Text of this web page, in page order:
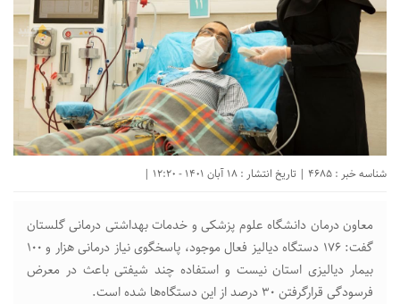
شناسه خبر : 4685 | تاریخ انتشار : 18 آبان 1401 - 12:20 |
معاون درمان دانشگاه علوم پزشکی و خدمات بهداشتی درمانی گلستان
گفت: ۱۷۶ دستگاه دیالیز فعال موجود، پاسخگوی نیاز درمانی هزار و ۱۰۰
بیمار دیالیزی استان نیست و استفاده چند شیفتی باعث در معرض
فرسودگی قرارگرفتن ۳۰ درصد از این دستگاه‌ها شده است.